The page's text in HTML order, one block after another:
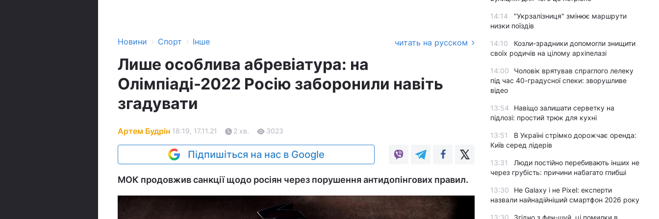
Новини › Спорт › Інше читать на русском
Лише особлива абревіатура: на
Олімпіаді-2022 Росію заборонили навіть
згадувати
Артем Будрін 18:19, 17.11.21 2 хв. 3023
Підпишіться на нас в Google
МОК продовжив санкції щодо росіян через порушення антидопінгових правил.
14:14
"Укрзалізниця" змінює маршрути
низки поїздів
14:10
Козли-зрадники допомогли знищити
своїх родичів на цілому архіпелазі
14:00
Чоловік врятував спраглого лелеку
під час 40-градусної спеки: зворушливе
відео
13:54
Навіщо залишати серветку на
підлозі: простий трюк для кухні
13:51
В Україні стрімко дорожчає оренда:
Київ серед лідерів
13:31
Люди постійно перебивають інших не
через грубість: причини набагато глибші
13:30
Не Galaxy і не Pixel: експерти
назвали найнадійніший смартфон 2026 року
13:30 Згідно з фен-шуй, ці помилки в